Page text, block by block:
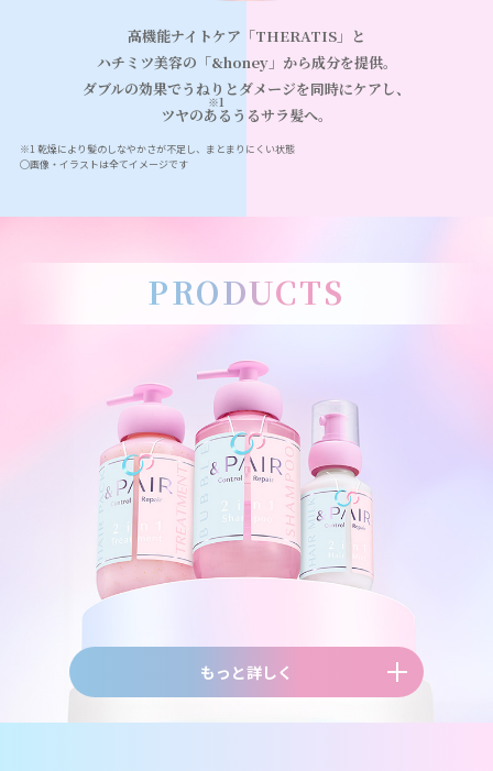
高機能ナイトケア「THERATIS」と
ハチミツ美容の「&honey」から成分を提供。
ダブルの効果でうねり
※1
とダメージを同時にケアし、
ツヤのあるうるサラ髪へ。
※1 乾燥により髪のしなやかさが不足し、まとまりにくい状態
◯画像・イラストは全てイメージです
PRODUCTS
もっと詳しく